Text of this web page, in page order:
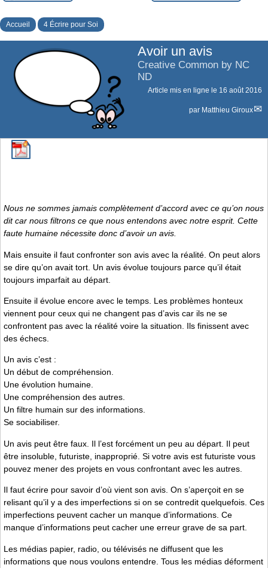
Accueil 4 Écrire pour Soi
Avoir un avis
Creative Common by NC
ND
Article mis en ligne le 16 août 2016
par Matthieu Giroux
Nous ne sommes jamais complètement d’accord avec ce qu’on nous
dit car nous filtrons ce que nous entendons avec notre esprit. Cette
faute humaine nécessite donc d’avoir un avis.
Mais ensuite il faut confronter son avis avec la réalité. On peut alors
se dire qu’on avait tort. Un avis évolue toujours parce qu’il était
toujours imparfait au départ.
Ensuite il évolue encore avec le temps. Les problèmes honteux
viennent pour ceux qui ne changent pas d’avis car ils ne se
confrontent pas avec la réalité voire la situation. Ils finissent avec
des échecs.
Un avis c’est :
Un début de compréhension.
Une évolution humaine.
Une compréhension des autres.
Un filtre humain sur des informations.
Se sociabiliser.
Un avis peut être faux. Il l’est forcément un peu au départ. Il peut
être insoluble, futuriste, inapproprié. Si votre avis est futuriste vous
pouvez mener des projets en vous confrontant avec les autres.
Il faut écrire pour savoir d’où vient son avis. On s’aperçoit en se
relisant qu’il y a des imperfections si on se contredit quelquefois. Ces
imperfections peuvent cacher un manque d’informations. Ce
manque d’informations peut cacher une erreur grave de sa part.
Les médias papier, radio, ou télévisés ne diffusent que les
informations que nous voulons entendre. Tous les médias déforment